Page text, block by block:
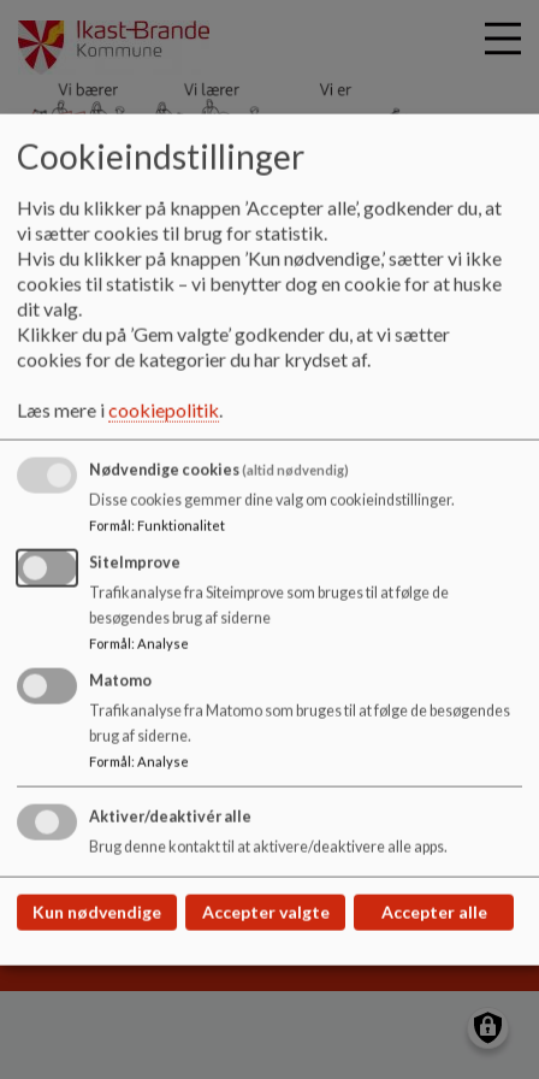
i
Læring og trivsel Principper Meddelelsesbog
Meddelelsesbog
Principper for meddelelsesbog
Dokumenter
Principper for meddelelsesbogen_0.pdf
Hyldgårdsskolen
Hyldgårds Allé 9
hyldgaardsskolen@ikast-brande.dk
99604800
EAN NR.
5798005571100
Sitemap
Cookie politik
Cookieindstillinger
Hvis du klikker på knappen ’Accepter alle’, godkender du, at
vi sætter cookies til brug for statistik.
Hvis du klikker på knappen ’Kun nødvendige,’ sætter vi ikke
cookies til statistik – vi benytter dog en cookie for at huske
dit valg.
Klikker du på ’Gem valgte’ godkender du, at vi sætter
cookies for de kategorier du har krydset af.
Læs mere icookiepolitik.
Nødvendige cookies(altid nødvendig)
Disse cookies gemmer dine valg om cookieindstillinger.
Formål: Funktionalitet
SiteImprove
Trafikanalyse fra Siteimprove som bruges til at følge de
besøgendes brug af siderne
Formål: Analyse
Matomo
Trafikanalyse fra Matomo som bruges til at følge de besøgendes
brug af siderne.
Formål: Analyse
Aktiver/deaktivér alle
Brug denne kontakt til at aktivere/deaktivere alle apps.
Kun nødvendige Accepter valgte Accepter alle